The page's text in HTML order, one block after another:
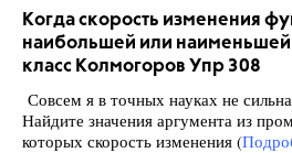
Когда скорость изменения
наибольшей или
класс Колмогоров Упр 308
Совсем я в точных науках не
Найдите значения аргумента из
которых скорость изменения (